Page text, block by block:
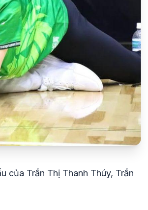
của Trần Thị Thanh Thúy, Trần